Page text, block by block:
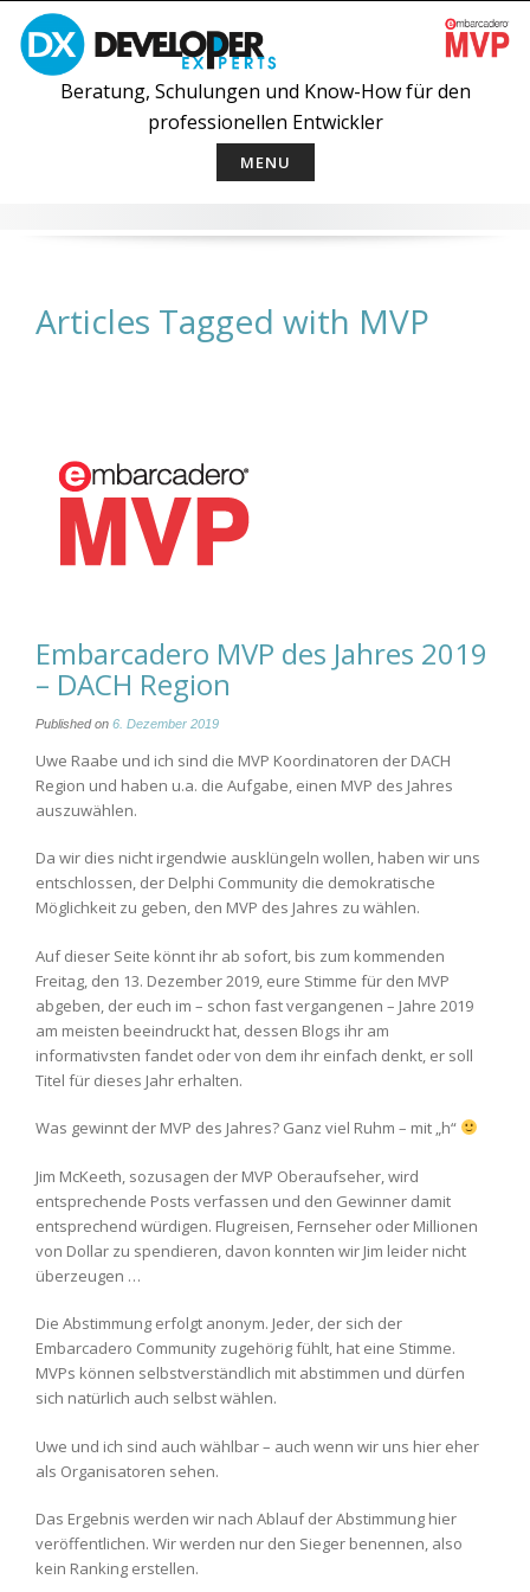
content
Beratung, Schulungen und Know-How für den
professionellen Entwickler
MENU
Articles Tagged with MVP
Embarcadero MVP des Jahres 2019
– DACH Region
Published on 6. Dezember 2019
Uwe Raabe und ich sind die MVP Koordinatoren der DACH
Region und haben u.a. die Aufgabe, einen MVP des Jahres
auszuwählen.
Da wir dies nicht irgendwie ausklüngeln wollen, haben wir uns
entschlossen, der Delphi Community die demokratische
Möglichkeit zu geben, den MVP des Jahres zu wählen.
Auf dieser Seite könnt ihr ab sofort, bis zum kommenden
Freitag, den 13. Dezember 2019, eure Stimme für den MVP
abgeben, der euch im – schon fast vergangenen – Jahre 2019
am meisten beeindruckt hat, dessen Blogs ihr am
informativsten fandet oder von dem ihr einfach denkt, er soll
Titel für dieses Jahr erhalten.
Was gewinnt der MVP des Jahres? Ganz viel Ruhm – mit „h“
Jim McKeeth, sozusagen der MVP Oberaufseher, wird
entsprechende Posts verfassen und den Gewinner damit
entsprechend würdigen. Flugreisen, Fernseher oder Millionen
von Dollar zu spendieren, davon konnten wir Jim leider nicht
überzeugen …
Die Abstimmung erfolgt anonym. Jeder, der sich der
Embarcadero Community zugehörig fühlt, hat eine Stimme.
MVPs können selbstverständlich mit abstimmen und dürfen
sich natürlich auch selbst wählen.
Uwe und ich sind auch wählbar – auch wenn wir uns hier eher
als Organisatoren sehen.
Das Ergebnis werden wir nach Ablauf der Abstimmung hier
veröffentlichen. Wir werden nur den Sieger benennen, also
kein Ranking erstellen.